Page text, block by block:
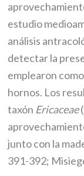
estudio
análisis
detectar la
emplearon
hornos. Los
taxón Ericaceae
junto con la
391-392;